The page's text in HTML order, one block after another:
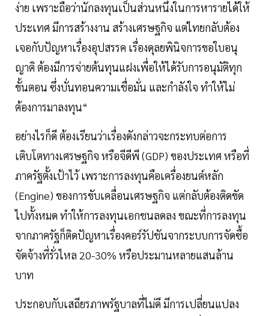
ง่าย เพราะถือว่านักลงทุนเป็นส่วนหนึ่งในการหารายได้ให้
ประเทศ มีการสร้างงาน สร้างเศรษฐกิจ แต่ไทยกลับต้อง
เจอกับปัญหาเรื่องอุปสรรค เรื่องดุลยพินิจการขอใบอนุ
ญาติ ต้องมีการจ่ายต้นทุนแฝงเพื่อให้ได้รับการอนุมัติทุก
ขั้นตอน ซึ่งบั่นทอนความเชื่อมั่น และกำลังใจ ทำให้ไม่
ต้องการมาลงทุน“
อย่างไรก็ดี ต้องเรียนว่าเรื่องดังกล่าวจะกระทบต่อการ
เติบโตทางเศรษฐกิจ หรือจีดีพี (GDP) ของประเทศ หรือที่
ภาครัฐตั้งเป้าไว้ เพราะการลงทุนคือเครื่องยนต์หลัก
(Engine) ของการขับเคลื่อนเศรษฐกิจ แต่กลับต้องติดขัด
ไปทั้งหมด ทำให้การลงทุนเอกชนลดลง ขณะที่การลงทุน
จากภาครัฐก็ติดปัญหาเรื่องคอร์รัปชันจากระบบการจัดซื้อ
จัดจ้างที่รั่วไหล 20-30% หรือประมานหลายแสนล้าน
บาท
ประกอบกับเสถียรภาพรัฐบาลที่ไม่ดี มีการเปลี่ยนแปลง